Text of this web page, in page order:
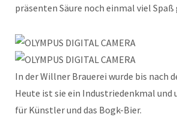
präsenten Säure noch einmal viel
In der Willner Brauerei wurde bis nach
Heute ist sie ein Industriedenkmal und
für Künstler und das Bogk-Bier.